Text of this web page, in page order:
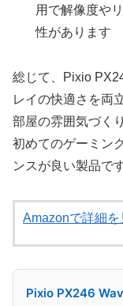
用で解像度や
性があります
総じて、Pixio
レイの快適さを両
部屋の雰囲気づく
初めてのゲーミン
ンスが良い製品です
Amazonで詳細を
Pixio PX246